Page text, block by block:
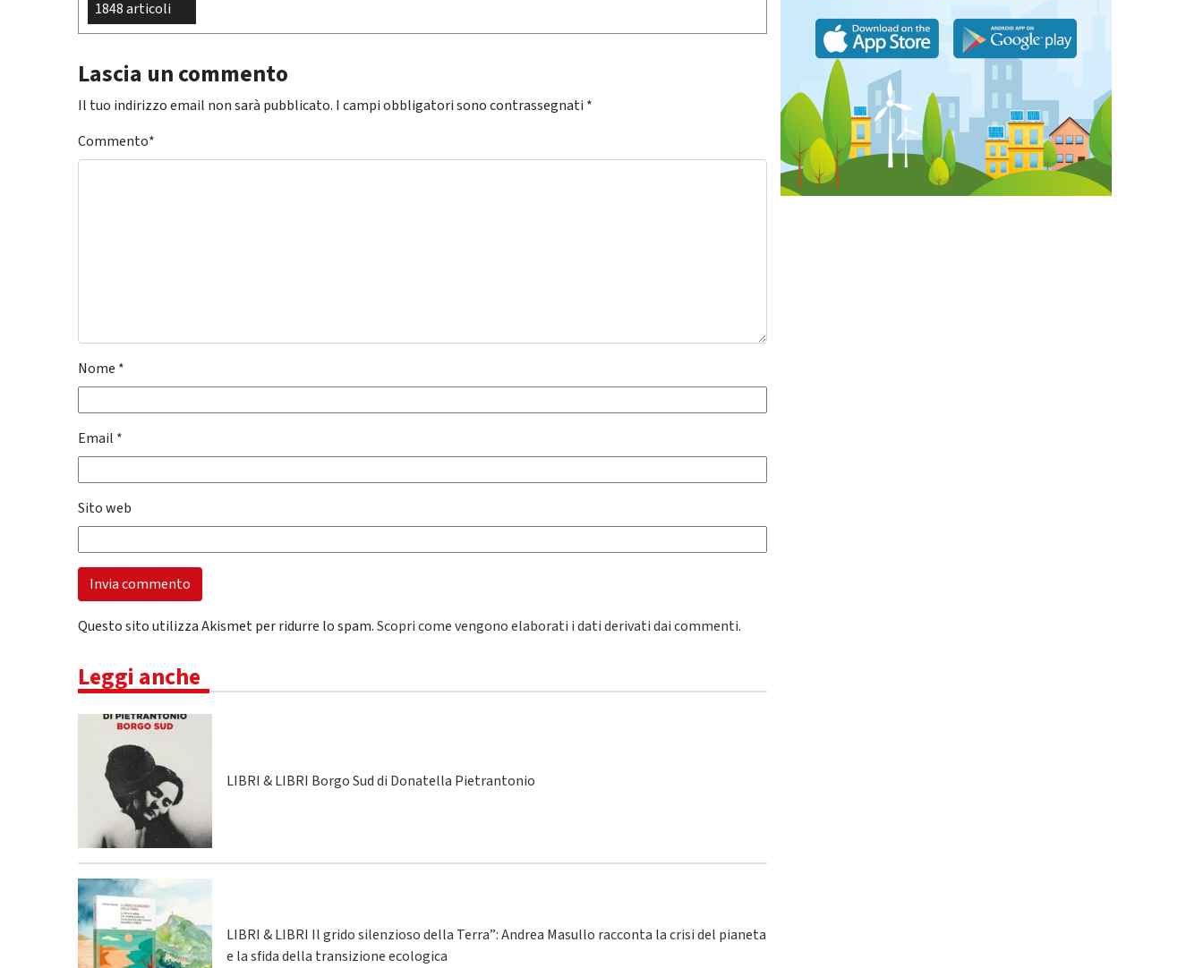
1848 articoli
Lascia un commento
Il tuo indirizzo email non sarà pubblicato. I campi obbligatori sono contrassegnati *
Commento*
Nome *
Email *
Sito web
Questo sito utilizza Akismet per ridurre lo spam.Scopri come vengono elaborati i dati derivati dai commenti.
Leggi anche
LIBRI & LIBRI Borgo Sud di Donatella Pietrantonio
LIBRI & LIBRI Il grido silenzioso della Terra”: Andrea Masullo racconta la crisi del pianeta
e la sfida della transizione ecologica